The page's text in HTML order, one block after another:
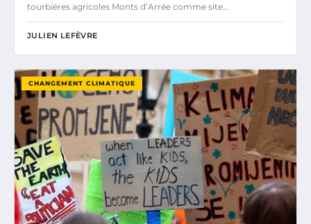
tourbières agricoles Monts d’Arrée comme site…
JULIEN LEFÈVRE
CHANGEMENT CLIMATIQUE